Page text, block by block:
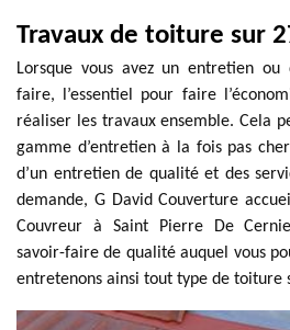
Travaux de toiture sur
Lorsque vous avez un entretien
faire, l’essentiel pour faire
réaliser les travaux ensemble. Cela
gamme d’entretien à la fois pas
d’un entretien de qualité et des
demande, G David Couverture
Couvreur à Saint Pierre De
savoir-faire de qualité auquel vous
entretenons ainsi tout type de toiture